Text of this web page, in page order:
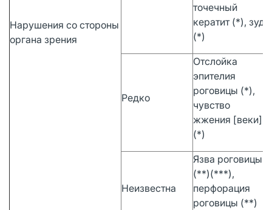
Нарушения со стороны
органа зрения
точечный
кератит (*), зуд
(*)
Редко
Отслойка
эпителия
роговицы (*),
чувство
жжения [веки]
(*)
Неизвестна
Язва роговицы
(**)(***),
перфорация
роговицы (**)